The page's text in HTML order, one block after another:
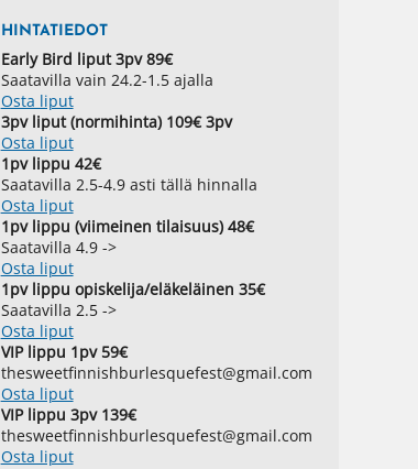
HINTATIEDOT
Early Bird liput 3pv 89€
Saatavilla vain 24.2-1.5 ajalla
Osta liput
3pv liput (normihinta) 109€ 3pv
Osta liput
1pv lippu 42€
Saatavilla 2.5-4.9 asti tällä hinnalla
Osta liput
1pv lippu (viimeinen tilaisuus) 48€
Saatavilla 4.9 ->
Osta liput
1pv lippu opiskelija/eläkeläinen 35€
Saatavilla 2.5 ->
Osta liput
VIP lippu 1pv 59€
thesweetfinnishburlesquefest@gmail.com
Osta liput
VIP lippu 3pv 139€
thesweetfinnishburlesquefest@gmail.com
Osta liput